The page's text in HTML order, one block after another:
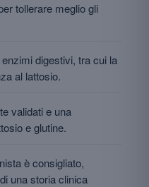
tollerare meglio gli
digestivi, tra cui la
al lattosio.
validati e una
e glutine.
è consigliato,
una storia clinica